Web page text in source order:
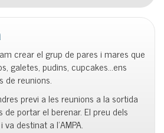
crear el grup de pares i mares que
galetes, pudins, cupcakes…ens
de reunions.
previ a les reunions a la sortida
de portar el berenar. El preu dels
destinat a l’AMPA.